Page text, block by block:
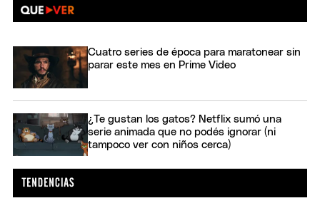
Cuatro series de época para maratonear sin
parar este mes en Prime Video
¿Te gustan los gatos? Netflix sumó una
serie animada que no podés ignorar (ni
tampoco ver con niños cerca)